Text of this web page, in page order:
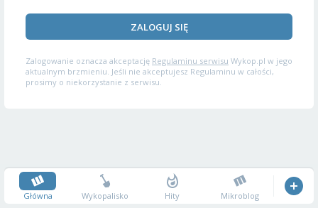
ZALOGUJ SIĘ
Zalogowanie oznacza akceptację Regulaminu serwisu Wykop.pl w jego
aktualnym brzmieniu. Jeśli nie akceptujesz Regulaminu w całości,
prosimy o niekorzystanie z serwisu.
Główna Wykopalisko Hity Mikroblog